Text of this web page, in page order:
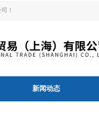
！
新闻动态